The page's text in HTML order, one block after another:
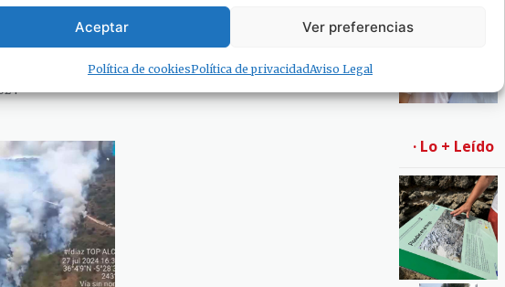
Aceptar Ver preferencias
Política de cookiesPolítica de privacidadAviso Legal
en
a su
huir con
Almoraima 61, profundiza
en siete áreas culturales
comarcales
25 de octubre de 2024
· Lo + Leído